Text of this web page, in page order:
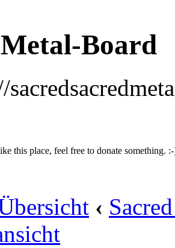
Board
this place, feel free to donate something.
‹